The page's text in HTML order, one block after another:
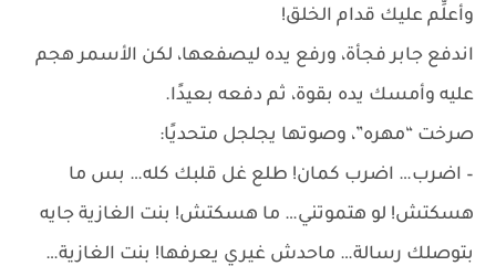
وأعلِّم عليك قدام الخلق!
اندفع جابر فجأة، ورفع يده ليصفعها، لكن الأسمر هجم
عليه وأمسك يده بقوة، ثم دفعه بعيدًا.
صرخت “مهره”، وصوتها يجلجل متحديًا:
– اضرب… اضرب كمان! طلع غل قلبك كله… بس ما
هسكتش! لو هتموتني… ما هسكتش! بنت الغازية جايه
بتوصلك رسالة… ماحدش غيري يعرفها! بنت الغازية…